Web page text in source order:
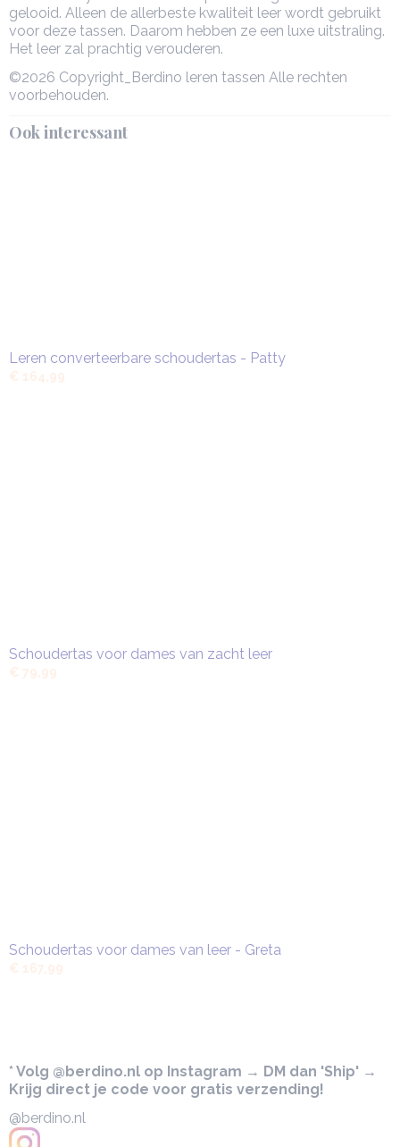
gelooid. Alleen de allerbeste kwaliteit leer wordt gebruikt
voor deze tassen. Daarom hebben ze een luxe uitstraling.
Het leer zal prachtig verouderen.
©2026 Copyright_Berdino leren tassen Alle rechten
voorbehouden.
Ook interessant
Leren converteerbare schoudertas - Patty
€ 164,99
Schoudertas voor dames van zacht leer
€ 79,99
Schoudertas voor dames van leer - Greta
€ 167,99
* Volg @berdino.nl op Instagram → DM dan 'Ship' →
Krijg direct je code voor gratis verzending!
@berdino.nl